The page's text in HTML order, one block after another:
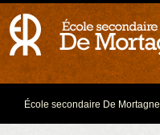
École secondaire De Mortagne